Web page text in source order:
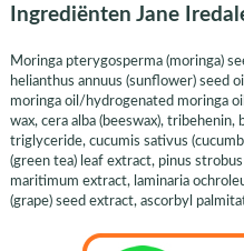
Ingrediënten Jane
Moringa pterygosperma (moringa)
helianthus annuus (sunflower) seed
moringa oil/hydrogenated moringa
wax, cera alba (beeswax),
triglyceride, cucumis sativus
(green tea) leaf extract, pinus
maritimum extract, laminaria
(grape) seed extract, ascorbyl